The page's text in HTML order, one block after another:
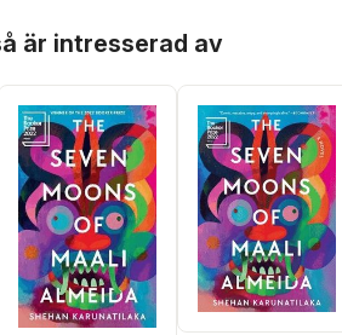
är intresserad av